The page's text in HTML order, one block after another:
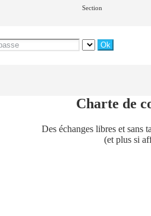
Section
Charte de
Des échanges libres et sans
(et plus si